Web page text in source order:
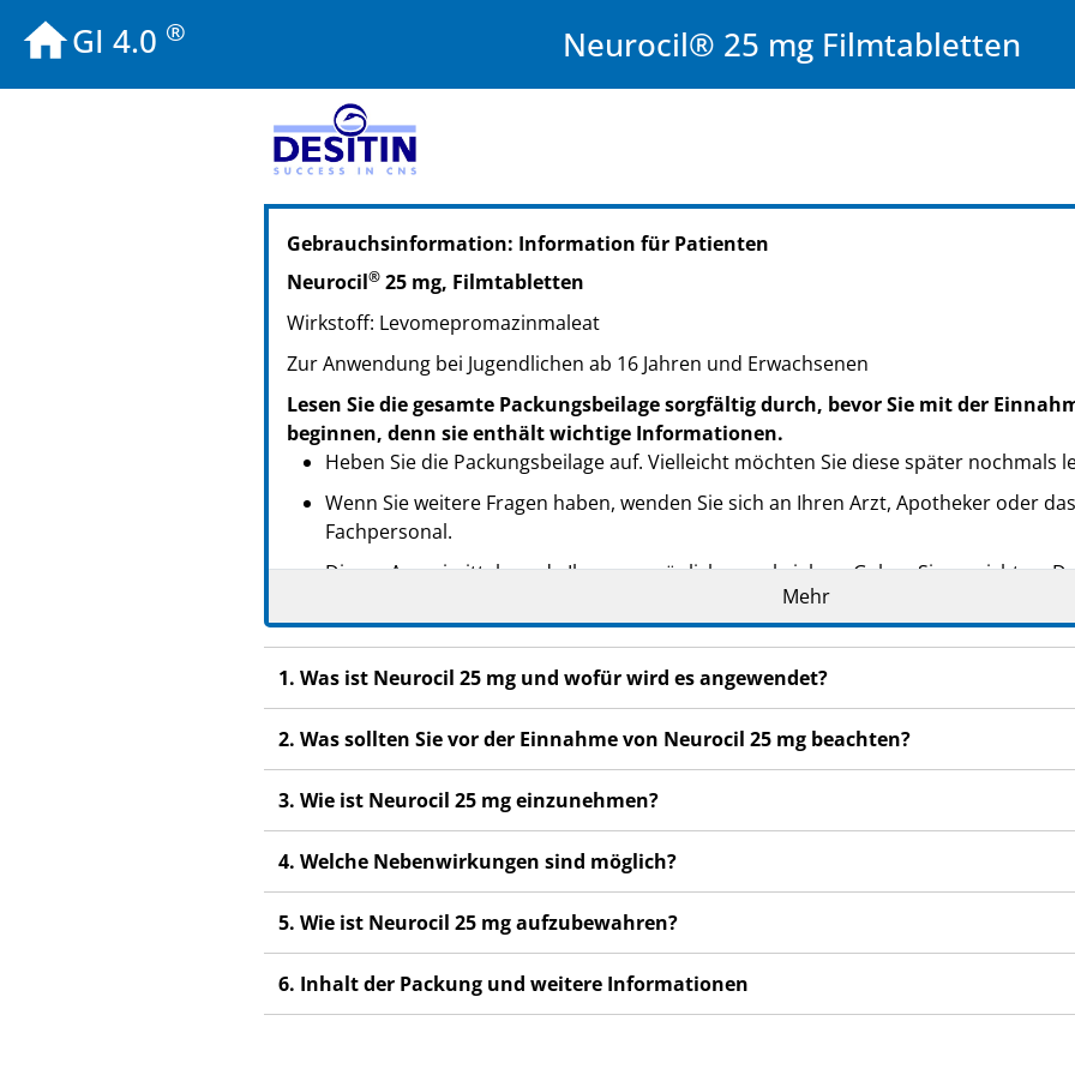
GI 4.0 ® Neurocil® 25 mg Filmtabletten
PZN: 01263925
PPN: 110126392566
NTIN: 04150012639258
PPN: 110869170717
NTIN: 04150086917078
Gebrauchsinformation: Information für Patienten
Neurocil® 25 mg, Filmtabletten
Wirkstoff: Levomepromazinmaleat
Zur Anwendung bei Jugendlichen ab 16 Jahren und Erwachsenen
Lesen Sie die gesamte Packungsbeilage sorgfältig durch, bevor Sie mit der
beginnen, denn sie enthält wichtige Informationen.
Heben Sie die Packungsbeilage auf. Vielleicht möchten Sie diese später nochmals
Wenn Sie weitere Fragen haben, wenden Sie sich an Ihren Arzt, Apotheker oder
Fachpersonal.
Dieses Arzneimittel wurde Ihnen persönlich verschrieben. Geben Sie es nicht an
anderen Menschen schaden, auch wenn diese die gleichen Beschwerden haben wie
Wenn Sie Nebenwirkungen bemerken, wenden Sie sich an Ihren Arzt, Apotheker
Fachpersonal. Dies gilt auch für Nebenwirkungen, die nicht in dieser
Mehr
1. Was ist Neurocil 25 mg und wofür wird es angewendet?
2. Was sollten Sie vor der Einnahme von Neurocil 25 mg beachten?
3. Wie ist Neurocil 25 mg einzunehmen?
4. Welche Nebenwirkungen sind möglich?
5. Wie ist Neurocil 25 mg aufzubewahren?
6. Inhalt der Packung und weitere Informationen